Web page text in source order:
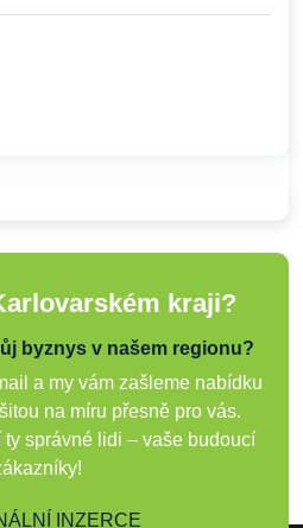
kraji?
byznys v našem regionu?
a my vám zašleme nabídku
na míru přesně pro vás.
správné lidi – vaše budoucí
INZERCE